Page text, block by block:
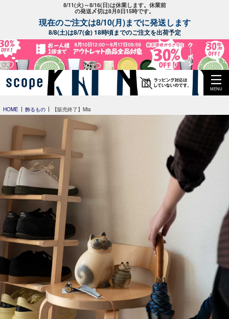
8/11(火)～8/16(日)は休業します。休業前
の発送〆切は8月8日15時です。
現在のご注文は8/10(月)までに発送します
8/8(土)は8/7(金) 18時頃までのご注文を出荷予定
MENU
HOME 飾るもの 【販売終了】Mia